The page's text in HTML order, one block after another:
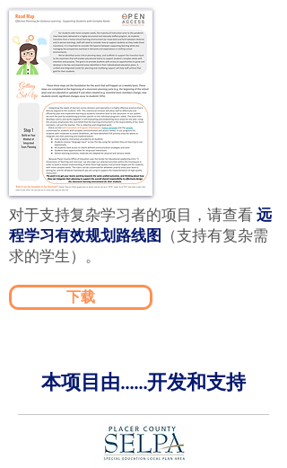
对于支持复杂学习者的项目，请查看 远
程学习有效规划路线图
（支持有复杂需
求的学生）。
下载
本项目由……开发和支持